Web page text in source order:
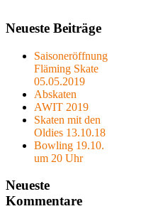
Neueste Beiträge
Saisoneröffnung
Fläming Skate
05.05.2019
Abskaten
AWIT 2019
Skaten mit den
Oldies 13.10.18
Bowling 19.10.
um 20 Uhr
Neueste
Kommentare